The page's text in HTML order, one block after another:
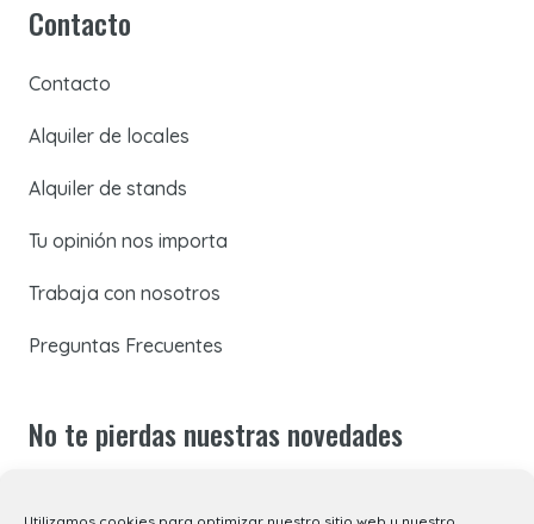
Contacto
Contacto
Alquiler de locales
Alquiler de stands
Tu opinión nos importa
Trabaja con nosotros
Preguntas Frecuentes
No te pierdas nuestras novedades